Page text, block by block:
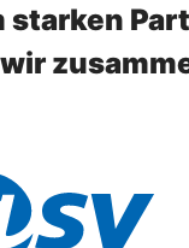
starken
wir